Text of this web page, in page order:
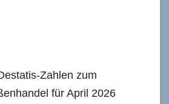
Zahlen zum
für April 2026